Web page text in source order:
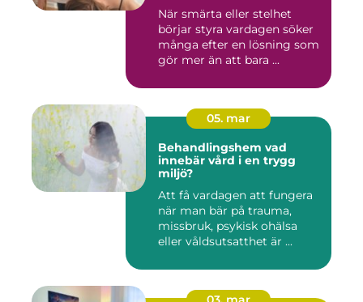
När smärta eller stelhet
börjar styra vardagen söker
många efter en lösning som
gör mer än att bara ...
05. mar
Behandlingshem vad
innebär vård i en trygg
miljö?
Att få vardagen att fungera
när man bär på trauma,
missbruk, psykisk ohälsa
eller våldsutsatthet är ...